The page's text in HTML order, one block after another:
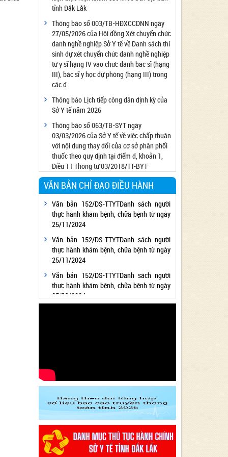
Công bố đủ điều kiện cung cấp dịch vụ diệt
côn trùng, diệt khuẩn bằng chế phẩm
Công bố cơ sở đủ điều kiện quan trắc môi
trường lao động
Công bố hồ sơ về trang thiết bị y tế
Công bố cơ sở đủ điều kiện tiêm chủng
Cơ sở Massage đủ điều kiện hoạt động
Cơ sở thẩm mỹ đủ điều kiện hoạt động
tỉnh Đắk Lắk
Thông báo số 003/TB-HĐXCCDNN ngày
27/05/2026 của Hội đồng Xét chuyển chức
danh nghề nghiệp Sở Y tế về Danh sách thí
sinh dự xét chuyển chức danh nghề nghiệp
từ y sĩ hạng IV vào chức danh bác sĩ (hạng
III), bác sĩ y học dự phòng (hạng III) trong
các đ
Thông báo Lịch tiếp công dân định kỳ của
Sở Y tế năm 2026
Thông báo số 063/TB-SYT ngày
03/03/2026 của Sở Y tế về việc chấp thuận
với nội dung thay đổi của cơ sở phân phối
thuốc theo quy định tại điểm d, khoản 1,
Điều 11 Thông tư 03/2018/TT-BYT
VĂN BẢN CHỈ ĐẠO ĐIỀU HÀNH
Văn bản 152/DS-TTYTDanh sách người
thực hành khám bệnh, chữa bệnh từ ngày
25/11/2024
Văn bản 152/DS-TTYTDanh sách người
thực hành khám bệnh, chữa bệnh từ ngày
25/11/2024
Văn bản 152/DS-TTYTDanh sách người
thực hành khám bệnh, chữa bệnh từ ngày
25/11/2024
2024 - Lĩnh vực Y tế
Văn bản 24/KH-SYT về việc thực hiện
Chương trình hành động thực hiện Nghị
quyết số 01/NQ-CP ngày 05/01/2024 của
Chính phủ về nhiệm vụ, giải pháp chủ yếu
thực hiện Kế hoạch phát triển kinh tế - xã
hội và Dự toán ngân sách nhà nước năm
2024 - Lĩnh vực Y tế